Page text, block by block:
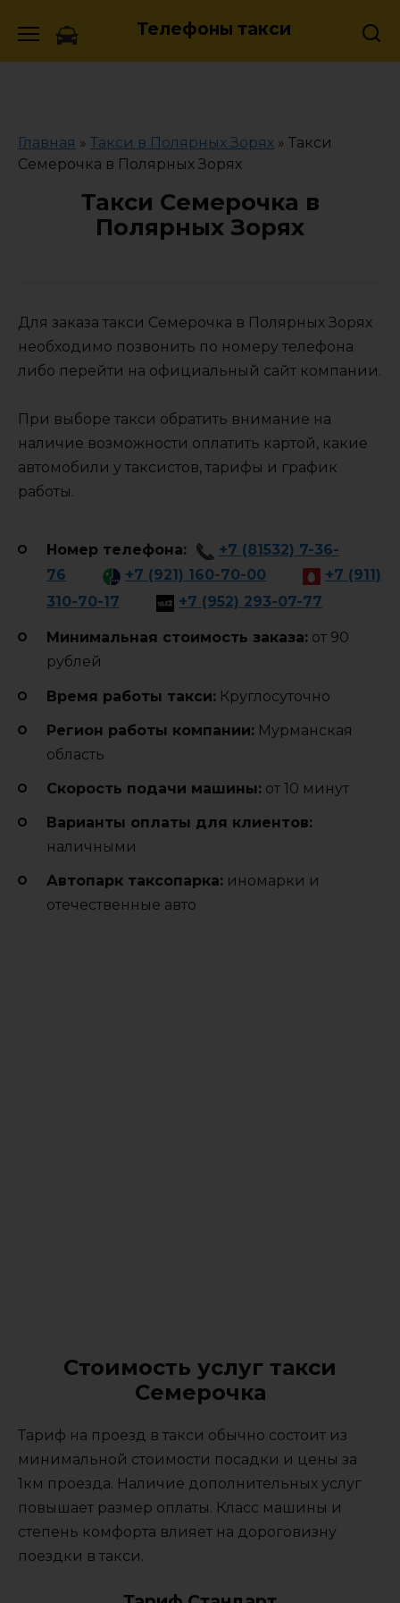
Телефоны такси
Главная » Такси в Полярных Зорях » Такси
Семерочка в Полярных Зорях
Такси Семерочка в
Полярных Зорях
Для заказа такси Семерочка в Полярных Зорях
необходимо позвонить по номеру телефона
либо перейти на официальный сайт компании.
При выборе такси обратить внимание на
наличие возможности оплатить картой, какие
автомобили у таксистов, тарифы и график
работы.
Номер телефона:
+7 (81532) 7-36-
76
+7 (921) 160-70-00
+7 (911)
310-70-17
+7 (952) 293-07-77
Минимальная стоимость заказа: от 90
рублей
Время работы такси: Круглосуточно
Регион работы компании: Мурманская
область
Cкорость подачи машины: от 10 минут
Варианты оплаты для клиентов:
наличными
Автопарк таксопарка: иномарки и
отечественные авто
Стоимость услуг такси
Семерочка
Тариф на проезд в такси обычно состоит из
минимальной стоимости посадки и цены за
1км проезда. Наличие дополнительных услуг
повышает размер оплаты. Класс машины и
степень комфорта влияет на дороговизну
поездки в такси.